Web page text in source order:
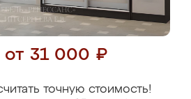
от 31 000 ₽
точную стоимость!